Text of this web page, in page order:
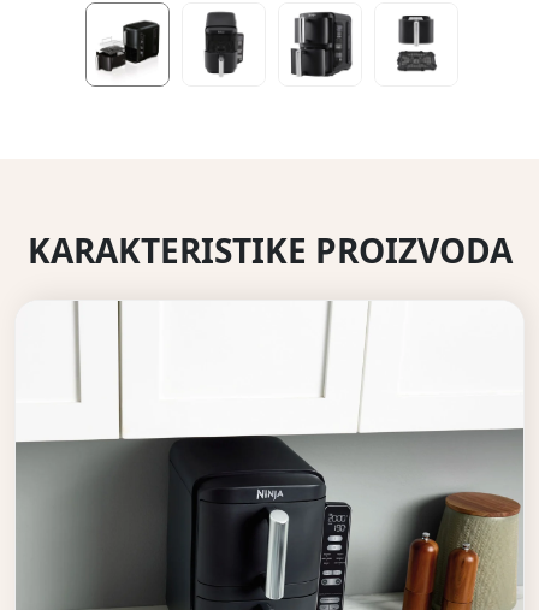
KARAKTERISTIKE PROIZVODA